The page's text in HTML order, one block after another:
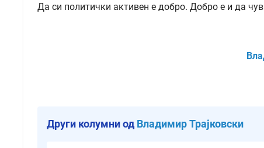
Да си политички активен е добро. Добро е и да
Други колумни од Владимир Трајковски